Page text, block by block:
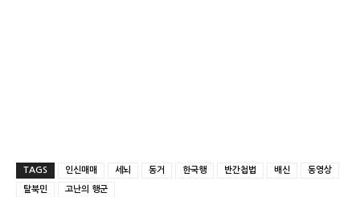
TAGS 인신매매 세뇌 동거 한국행 반간첩법 배신 동영상
탈북민 고난의 행군